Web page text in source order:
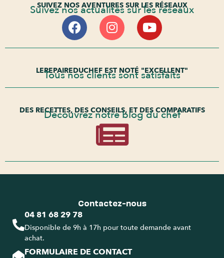
SUIVEZ NOS AVENTURES SUR LES RÉSEAUX
Suivez nos actualités sur les réseaux
LEREPAIREDUCHEF EST NOTÉ "EXCELLENT"
Tous nos clients sont satisfaits
DES RECETTES, DES CONSEILS, ET DES COMPARATIFS
Découvrez notre blog du chef
Contactez-nous
04 81 68 29 78
Disponible de 9h à 17h pour toute demande avant
achat.
FORMULAIRE DE CONTACT